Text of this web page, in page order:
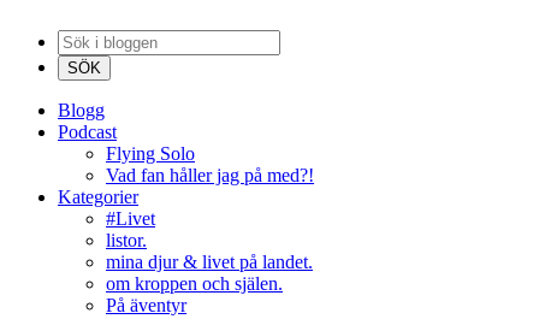
Blogg
Podcast
Flying Solo
Vad fan håller jag på med?!
Kategorier
#Livet
listor.
mina djur & livet på landet.
om kroppen och själen.
På äventyr